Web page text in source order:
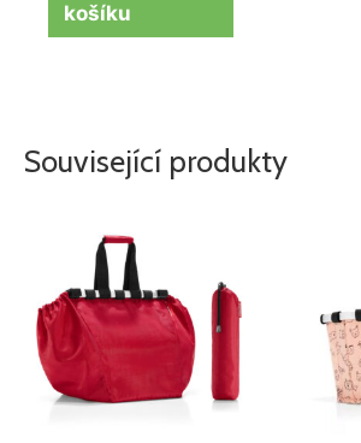
košíku
Související produkty